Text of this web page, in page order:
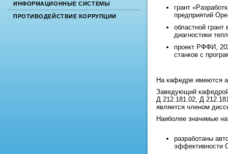
ИНФОРМАЦИОННЫЕ СИСТЕМЫ
ПРОТИВОДЕЙСТВИЕ КОРРУПЦИИ
грант
предприятий
областной
диагностики
проект РФФИ,
станков с
На кафедре имеются
Заведующий
Д 212.181.02, Д
является членом
Наиболее значимые
разработаны
эффективности